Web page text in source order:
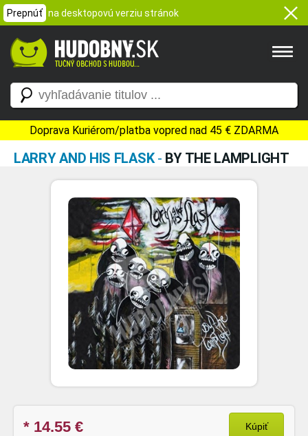
Prepnúť na desktopovú verziu stránok
Doprava Kuriérom/platba vopred nad 45 € ZDARMA
LARRY AND HIS FLASK- BY THE LAMPLIGHT
* 14.55 € Kúpiť